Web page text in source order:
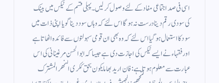
اسی فی صد اجتماعی مفاد کے لئے وصول کر لیں۔ پہلی قسم کے ٹیکس میں بینک
کی سودی رقم دینا درست نہ ہو گا اس لئے کہ وہاں سود دینا گویا اپنی ذات میں
سود کا استعمال ہوگیا اس لئے کہ وہ بھی ان قومی سہولتوں سے فائدہ اٹھاتا ہے
اور فقہاء نے ایسے ٹیکس کی اجازت دی ہے جیسا کہ ابوالحسن مرغینانی کی اس
عبارت سے معلوم ہوتا ہے : فان اريد بها ما يكون بحق ككرى النهر المشترك